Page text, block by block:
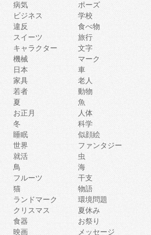
病気
ポーズ
ビジネス
学校
違反
食べ物
スイーツ
旅行
キャラクター
文字
機械
マーク
日本
車
家具
老人
若者
動物
夏
魚
お正月
人体
冬
科学
睡眠
似顔絵
世界
ファンタジー
就活
虫
鳥
海
フルーツ
干支
猫
物語
ランドマーク
環境問題
クリスマス
夏休み
食器
お祭り
映画 メッセージ